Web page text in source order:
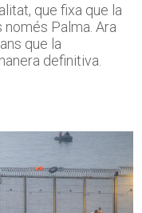
que fixa que la
Palma. Ara
que la
definitiva.